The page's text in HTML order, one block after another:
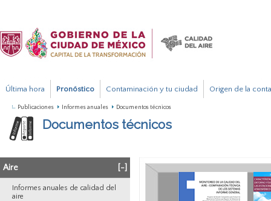
Última hora Pronóstico Contaminación y tu ciudad Origen de la
Publicaciones Informes anuales Documentos técnicos
Documentos técnicos
Aire [-]
Informes anuales de calidad del
aire